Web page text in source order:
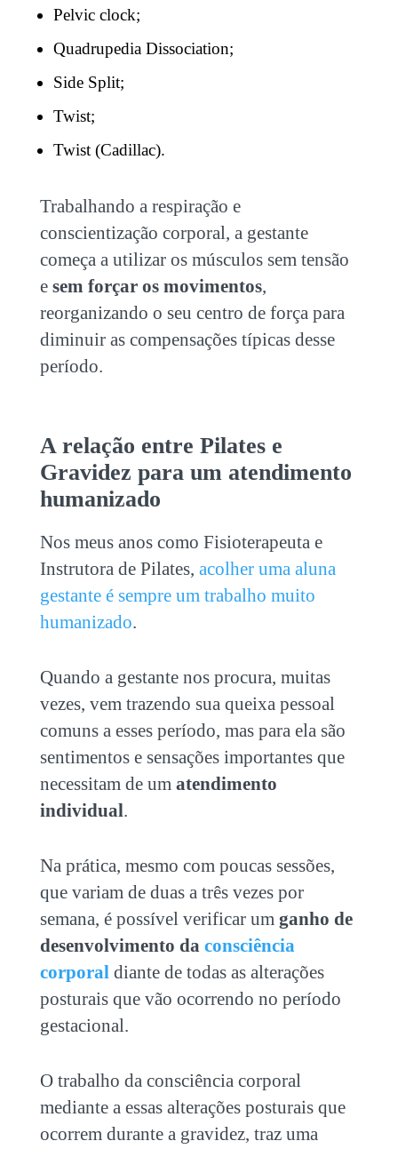
Pelvic clock;
Quadrupedia Dissociation;
Side Split;
Twist;
Twist (Cadillac).
Trabalhando a respiração e
conscientização corporal, a gestante
começa a utilizar os músculos sem tensão
e sem forçar os movimentos,
reorganizando o seu centro de força para
diminuir as compensações típicas desse
período.
A relação entre Pilates e
Gravidez para um atendimento
humanizado
Nos meus anos como Fisioterapeuta e
Instrutora de Pilates, acolher uma aluna
gestante é sempre um trabalho muito
humanizado.
Quando a gestante nos procura, muitas
vezes, vem trazendo sua queixa pessoal
comuns a esses período, mas para ela são
sentimentos e sensações importantes que
necessitam de um atendimento
individual.
Na prática, mesmo com poucas sessões,
que variam de duas a três vezes por
semana, é possível verificar um ganho de
desenvolvimento da consciência
corporaldiante de todas as alterações
posturais que vão ocorrendo no período
gestacional.
O trabalho da consciência corporal
mediante a essas alterações posturais que
ocorrem durante a gravidez, traz uma